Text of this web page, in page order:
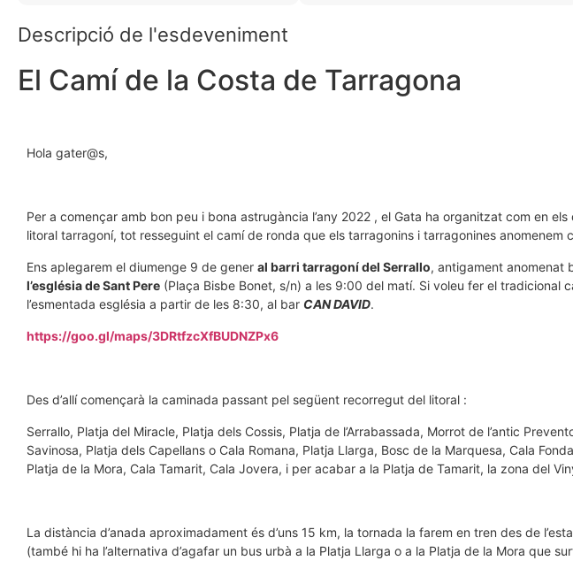
Descripció de l'esdeveniment
El Camí de la Costa de Tarragona
Hola gater@s,
Per a començar amb bon peu i bona astrugància l’any 2022 , el Gata ha organitzat com en
litoral tarragoní, tot resseguint el camí de ronda que els tarragonins i tarragonines anomenem
Ens aplegarem el diumenge 9 de gener al barri tarragoní del Serrallo, antigament anomenat
l’església de Sant Pere (Plaça Bisbe Bonet, s/n) a les 9:00 del matí. Si voleu fer el tradicional
l’esmentada església a partir de les 8:30, al bar CAN DAVID.
https://goo.gl/maps/3DRtfzcXfBUDNZPx6
Des d’allí començarà la caminada passant pel següent recorregut del litoral :
Serrallo, Platja del Miracle, Platja dels Cossis, Platja de l’Arrabassada, Morrot de l’antic
Savinosa, Platja dels Capellans o Cala Romana, Platja Llarga, Bosc de la Marquesa, Cala
Platja de la Mora, Cala Tamarit, Cala Jovera, i per acabar a la Platja de Tamarit, la zona del
La distància d’anada aproximadament és d’uns 15 km, la tornada la farem en tren des de
(també hi ha l’alternativa d’agafar un bus urbà a la Platja Llarga o a la Platja de la Mora que